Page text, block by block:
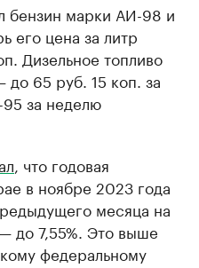
бензин марки АИ-98 и
его цена за литр
Дизельное топливо
65 руб. 15 коп. за
за неделю
, что годовая
в ноябре 2023 года
месяца на
до 7,55%. Это выше
федеральному